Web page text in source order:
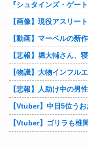
【画像】現役アスリー
【Vtuber】中日5位う
【Vtuber】ゴリラも椎